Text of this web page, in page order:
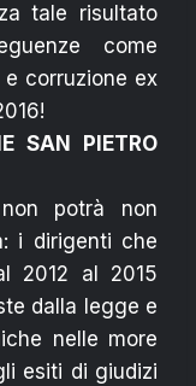
tale risultato
come
e corruzione ex
potrà non
i dirigenti che
2012 al 2015
dalla legge e
nelle more
esiti di giudizi